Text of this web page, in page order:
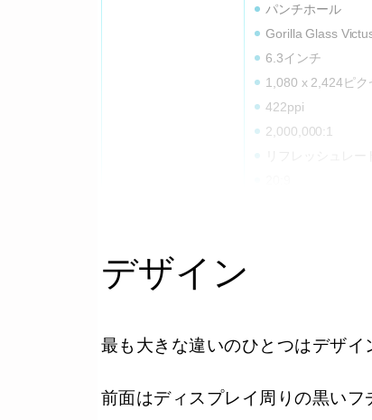
パンチホール
Gorilla Glass
6.3インチ
1,080 x 2,424ピク
422ppi
2,000,000:1
1ニト
ピーク：3,000ニ
デザイン
最も大きな違いのひとつはデザイ
前面はディスプレイ周りの黒いフ